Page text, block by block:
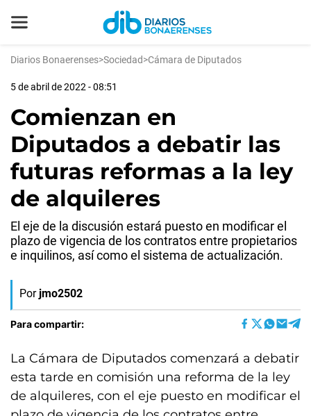
Diarios Bonaerenses>Sociedad>Cámara de Diputados
5 de abril de 2022 - 08:51
Comienzan en
Diputados a debatir las
futuras reformas a la ley
de alquileres
El eje de la discusión estará puesto en modificar el
plazo de vigencia de los contratos entre propietarios
e inquilinos, así como el sistema de actualización.
Por jmo2502
Para compartir:
La Cámara de Diputados comenzará a debatir
esta tarde en comisión una reforma de la ley
de alquileres, con el eje puesto en modificar el